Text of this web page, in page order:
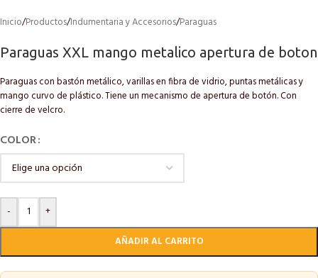
Inicio/Productos/Indumentaria y Accesorios/Paraguas
Paraguas XXL mango metalico apertura de boton
Paraguas con bastón metálico, varillas en fibra de vidrio, puntas metálicas y
mango curvo de plástico. Tiene un mecanismo de apertura de botón. Con
cierre de velcro.
COLOR
-
+
AÑADIR AL CARRITO